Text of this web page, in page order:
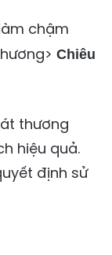
chậm
Chiêu
thương
hiệu quả.
định sử